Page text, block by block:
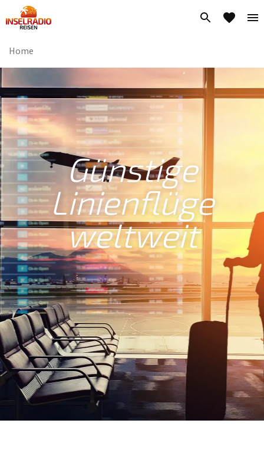
Home
Günstige
Linienflüge
weltweit